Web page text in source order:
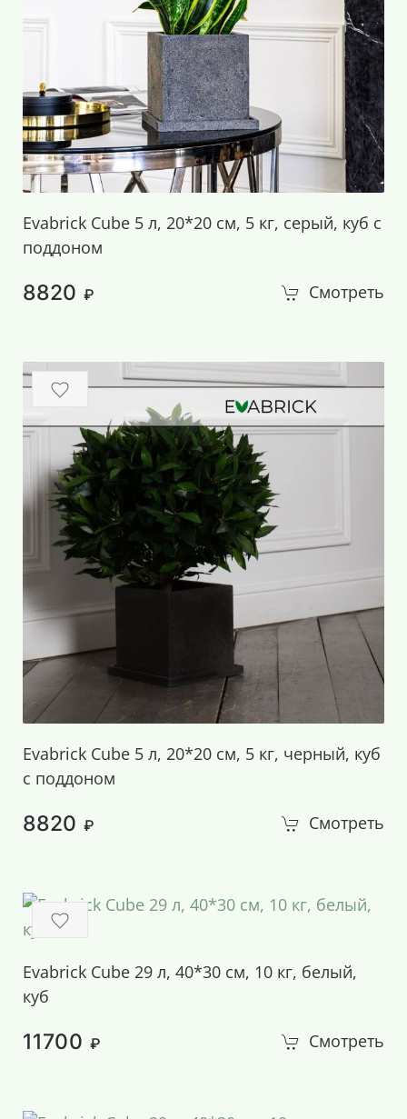
Evabrick Cube 5 л, 20*20 см, 5 кг, серый, куб с
поддоном
8820 ₽ Смотреть
Evabrick Cube 5 л, 20*20 см, 5 кг, черный, куб
с поддоном
8820 ₽ Смотреть
Evabrick Cube 29 л, 40*30 см, 10 кг, белый,
куб
11700 ₽ Смотреть